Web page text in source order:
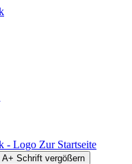
Zur Startseite
A+ Schrift vergößern